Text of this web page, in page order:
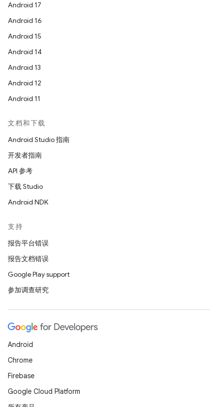
Android 17
Android 16
Android 15
Android 14
Android 13
Android 12
Android 11
文档和下载
Android Studio 指南
开发者指南
API 参考
下载 Studio
Android NDK
支持
报告平台错误
报告文档错误
Google Play support
参加调查研究
Android
Chrome
Firebase
Google Cloud Platform